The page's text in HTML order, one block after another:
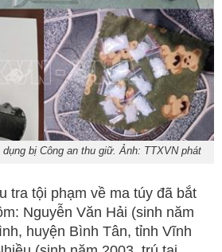
bị Công an thu giữ. Ảnh: TTXVN phát
tra tội phạm về ma túy đã bắt
Nguyễn Văn Hải (sinh năm
huyện Bình Tân, tỉnh Vĩnh